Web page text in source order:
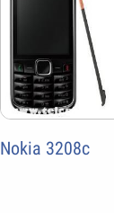
Nokia 3208c